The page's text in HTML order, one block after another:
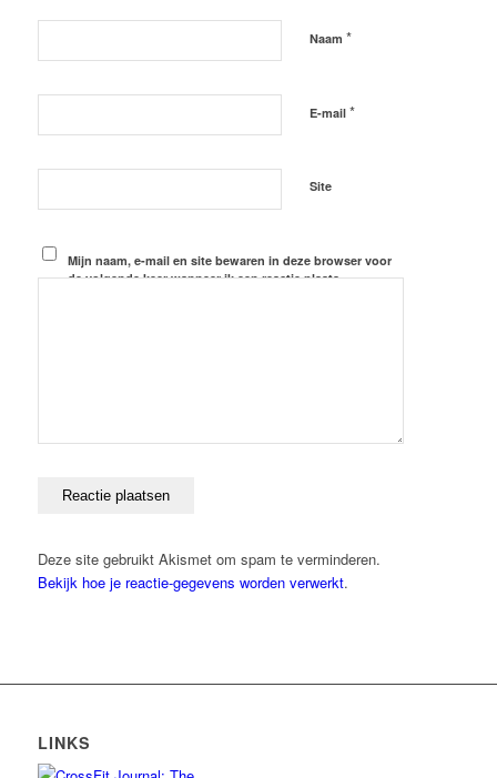
Naam *
E-mail *
Site
Mijn naam, e-mail en site bewaren in deze browser voor
de volgende keer wanneer ik een reactie plaats.
Deze site gebruikt Akismet om spam te verminderen.
Bekijk hoe je reactie-gegevens worden verwerkt.
LINKS